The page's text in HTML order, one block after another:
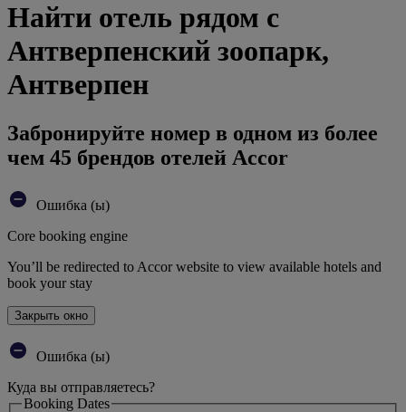
Найти отель рядом с
Антверпенский зоопарк,
Антверпен
Забронируйте номер в одном из более
чем 45 брендов отелей Accor
Ошибка (ы)
Core booking engine
You’ll be redirected to Accor website to view available hotels and
book your stay
Закрыть окно
Ошибка (ы)
Куда вы отправляетесь?
Booking Dates